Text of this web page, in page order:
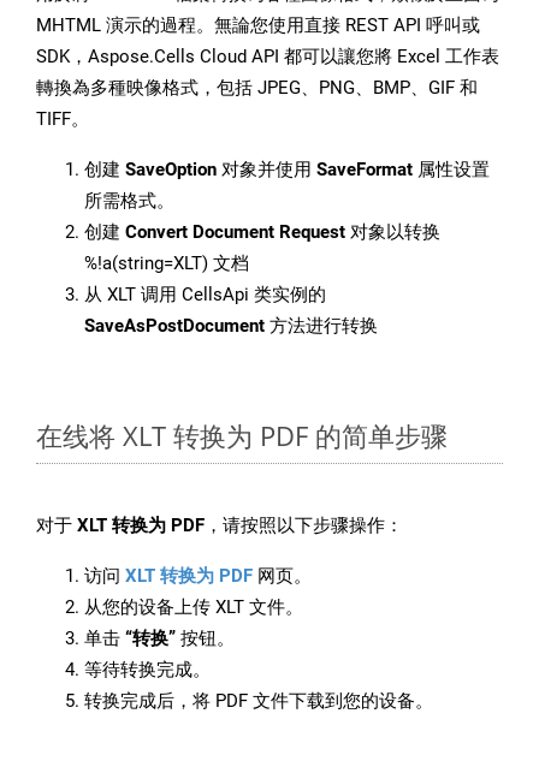
MHTML 演示的過程。無論您使用直接 REST API 呼叫或
SDK，Aspose.Cells Cloud API 都可以讓您將 Excel 工作表
轉換為多種映像格式，包括 JPEG、PNG、BMP、GIF 和
TIFF。
创建 SaveOption 对象并使用 SaveFormat 属性设置
所需格式。
创建 Convert Document Request 对象以转换
%!a(string=XLT) 文档
从 XLT 调用 CellsApi 类实例的
SaveAsPostDocument 方法进行转换
在线将 XLT 转换为 PDF 的简单步骤
对于 XLT 转换为 PDF ，请按照以下步骤操作：
访问 XLT 转换为 PDF 网页。
从您的设备上传 XLT 文件。
单击 “转换” 按钮。
等待转换完成。
转换完成后，将 PDF 文件下载到您的设备。